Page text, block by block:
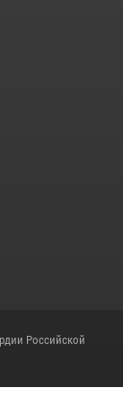
Российской